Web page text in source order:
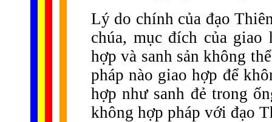
Lý do chính của đạo
chúa, mục đích của
hợp và sanh sản không
pháp nào giao hợp để
hợp như sanh đẻ trong
không hợp pháp với đạo